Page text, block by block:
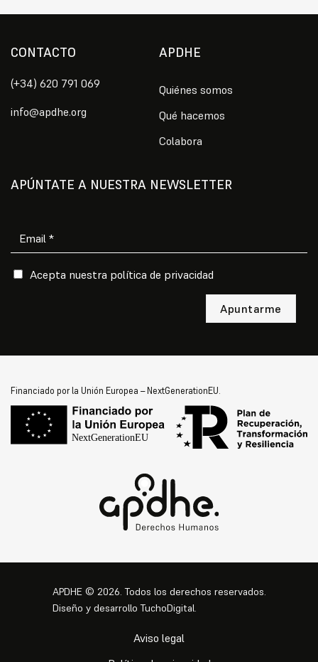
CONTACTO
(+34) 620 791 069
info@apdhe.org
APDHE
Quiénes somos
Qué hacemos
Colabora
APÚNTATE A NUESTRA NEWSLETTER
Por favor, deja este campo vacío.
Acepta nuestra política de privacidad
Financiado por la Unión Europea – NextGenerationEU.
APDHE © 2026. Todos los derechos reservados.
Diseño y desarrolloTuchoDigital.
Aviso legal